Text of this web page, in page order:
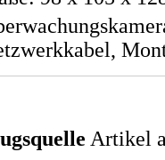
Artikel